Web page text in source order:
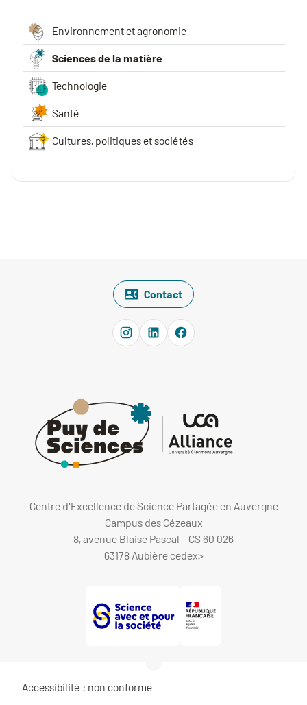
Environnement et agronomie
Sciences de la matière
Technologie
Santé
Cultures, politiques et sociétés
Contact
Centre d'Excellence de Science Partagée en Auvergne
Campus des Cézeaux
8, avenue Blaise Pascal - CS 60 026
63178 Aubière cedex>
Accessibilité : non conforme